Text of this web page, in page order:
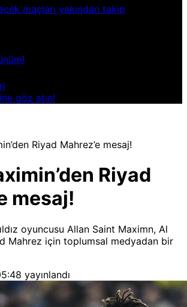
maçları yakından takip
göz atın!
Riyad Mahrez’e mesaj!
Riyad
mesaj!
oyuncusu Allan Saint Maximn, Al
Mahrez için toplumsal medyadan bir
yayınlandı